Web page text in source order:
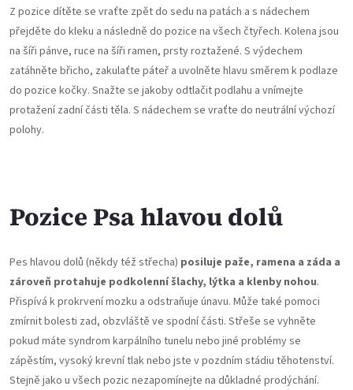
Z pozice dítěte se vraťte zpět do sedu na patách a s nádechem
přejděte do kleku a následně do pozice na všech čtyřech. Kolena jsou
na šíři pánve, ruce na šíři ramen, prsty roztažené. S výdechem
zatáhněte břicho, zakulaťte páteř a uvolněte hlavu směrem k podlaze
do pozice kočky. Snažte se jakoby odtlačit podlahu a vnímejte
protažení zadní části těla. S nádechem se vraťte do neutrální výchozí
polohy.
Pozice Psa hlavou dolů
Pes hlavou dolů (někdy též střecha) posiluje paže, ramena a záda a
zároveň protahuje podkolenní šlachy, lýtka a klenby nohou.
Přispívá k prokrvení mozku a odstraňuje únavu. Může také pomoci
zmírnit bolesti zad, obzvláště ve spodní části. Střeše se vyhněte
pokud máte syndrom karpálního tunelu nebo jiné problémy se
zápěstím, vysoký krevní tlak nebo jste v pozdním stádiu těhotenství.
Stejně jako u všech pozic nezapomínejte na důkladné prodýchání.